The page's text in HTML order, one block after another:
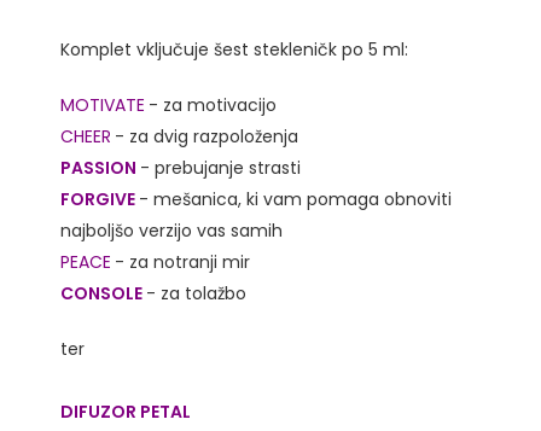
Komplet vključuje šest stekleničk po 5 ml:
MOTIVATE - za motivacijo
CHEER - za dvig razpoloženja
PASSION - prebujanje strasti
FORGIVE - mešanica, ki vam pomaga obnoviti
najboljšo verzijo vas samih
PEACE - za notranji mir
CONSOLE - za tolažbo
ter
DIFUZOR PETAL